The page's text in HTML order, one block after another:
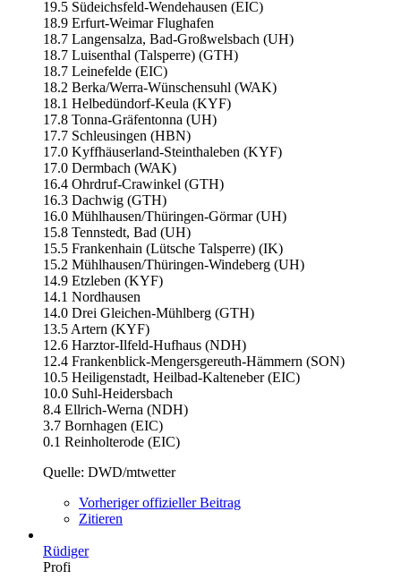
19.5 Südeichsfeld-Wendehausen (EIC)
18.9 Erfurt-Weimar Flughafen
18.7 Langensalza, Bad-Großwelsbach (UH)
18.7 Luisenthal (Talsperre) (GTH)
18.7 Leinefelde (EIC)
18.2 Berka/Werra-Wünschensuhl (WAK)
18.1 Helbedündorf-Keula (KYF)
17.8 Tonna-Gräfentonna (UH)
17.7 Schleusingen (HBN)
17.0 Kyffhäuserland-Steinthaleben (KYF)
17.0 Dermbach (WAK)
16.4 Ohrdruf-Crawinkel (GTH)
16.3 Dachwig (GTH)
16.0 Mühlhausen/Thüringen-Görmar (UH)
15.8 Tennstedt, Bad (UH)
15.5 Frankenhain (Lütsche Talsperre) (IK)
15.2 Mühlhausen/Thüringen-Windeberg (UH)
14.9 Etzleben (KYF)
14.1 Nordhausen
14.0 Drei Gleichen-Mühlberg (GTH)
13.5 Artern (KYF)
12.6 Harztor-Ilfeld-Hufhaus (NDH)
12.4 Frankenblick-Mengersgereuth-Hämmern (SON)
10.5 Heiligenstadt, Heilbad-Kalteneber (EIC)
10.0 Suhl-Heidersbach
8.4 Ellrich-Werna (NDH)
3.7 Bornhagen (EIC)
0.1 Reinholterode (EIC)
Quelle: DWD/mtwetter
Vorheriger offizieller Beitrag
Zitieren
Rüdiger
Profi